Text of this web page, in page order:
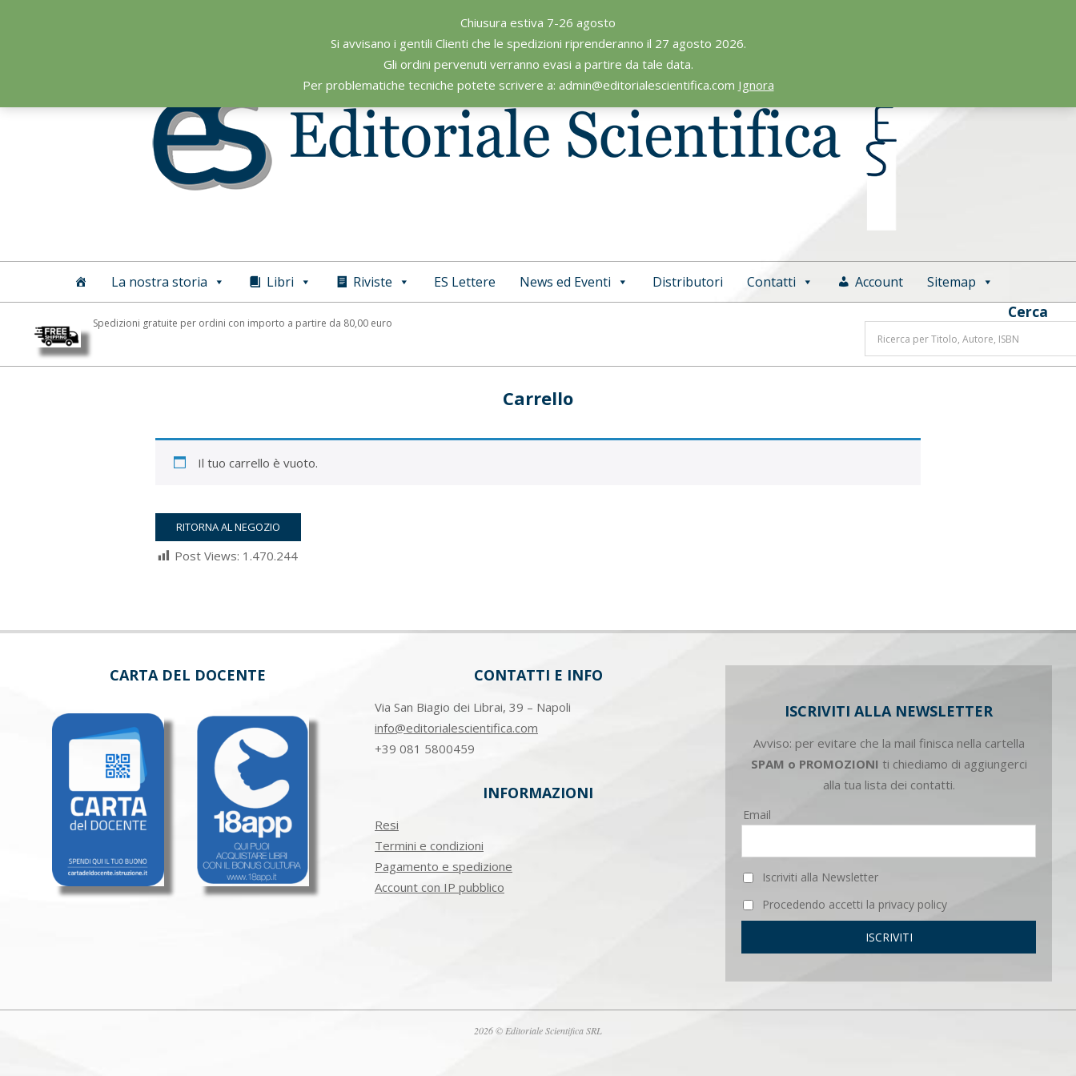
Chiusura estiva 7-26 agosto
Si avvisano i gentili Clienti che le spedizioni riprenderanno il 27 agosto 2026.
Gli ordini pervenuti verranno evasi a partire da tale data.
Per problematiche tecniche potete scrivere a: admin@editorialescientifica.com Ignora
Editoriale
Scientifica
Primary
La nostra storia Libri Riviste ES Lettere News ed Eventi Distributori Contatti Account Sitemap
Spedizioni gratuite per ordini con importo a partire da 80,00 euro
Cerca
Carrello
Il tuo carrello è vuoto.
RITORNA AL NEGOZIO
Post Views: 1.470.244
03-
CARTA DEL DOCENTE CONTATTI E INFO
Via San Biagio dei Librai, 39 – Napoli
info@editorialescientifica.com
+39 081 5800459
INFORMAZIONI
Resi
Termini e condizioni
Pagamento e spedizione
Account con IP pubblico
ISCRIVITI ALLA NEWSLETTER
Avviso: per evitare che la mail finisca nella cartella
SPAM o PROMOZIONI ti chiediamo di aggiungerci
alla tua lista dei contatti.
Email
Iscriviti alla Newsletter
Procedendo accetti la privacy policy
2026 © Editoriale Scientifica SRL